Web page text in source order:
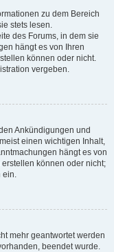
zu dem Bereich
stets lesen.
des Forums, in dem sie
hängt es von Ihren
können oder nicht.
vergeben.
Ankündigungen und
einen wichtigen Inhalt,
hängt es von
können oder nicht;
ein.
mehr geantwortet werden
beendet wurde.